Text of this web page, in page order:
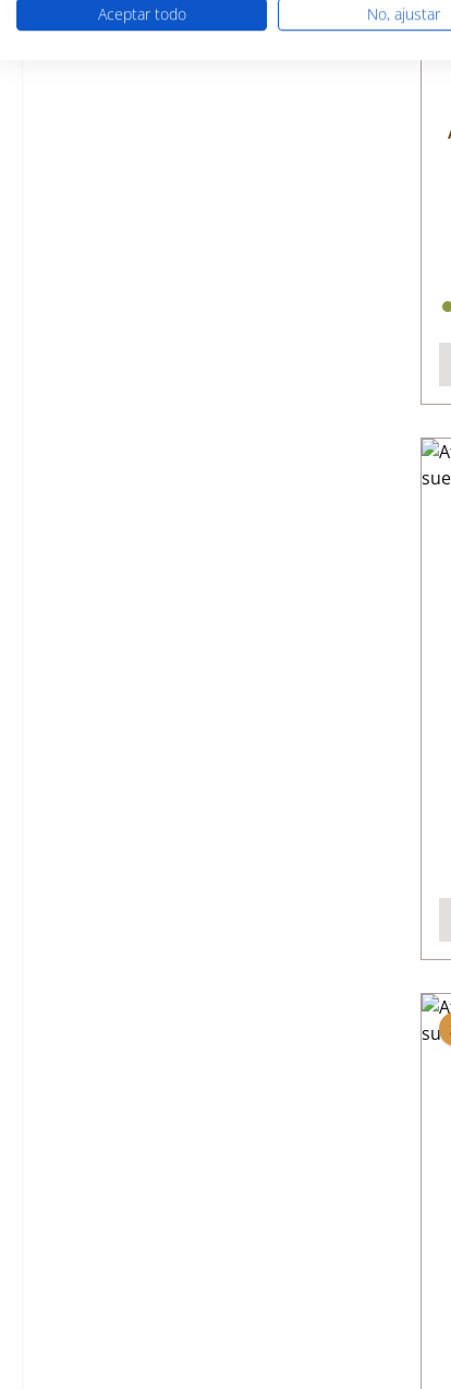
Aceptar todo No, ajustar